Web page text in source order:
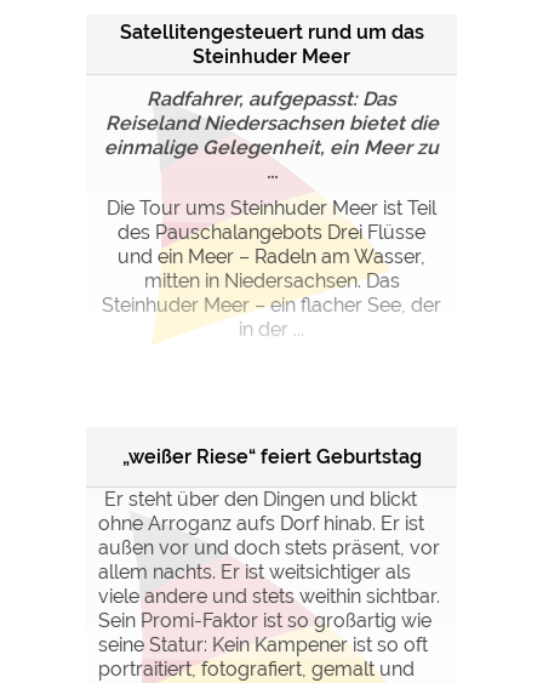
Satellitengesteuert rund um das
Steinhuder Meer
Radfahrer, aufgepasst: Das
Reiseland Niedersachsen bietet die
einmalige Gelegenheit, ein Meer zu
...
Die Tour ums Steinhuder Meer ist Teil
des Pauschalangebots Drei Flüsse
und ein Meer – Radeln am Wasser,
mitten in Niedersachsen. Das
Steinhuder Meer – ein flacher See, der
in der ...
„weißer Riese“ feiert Geburtstag
Er steht über den Dingen und blickt
ohne Arroganz aufs Dorf hinab. Er ist
außen vor und doch stets präsent, vor
allem nachts. Er ist weitsichtiger als
viele andere und stets weithin sichtbar.
Sein Promi-Faktor ist so großartig wie
seine Statur: Kein Kampener ist so oft
portraitiert, fotografiert, gemalt und